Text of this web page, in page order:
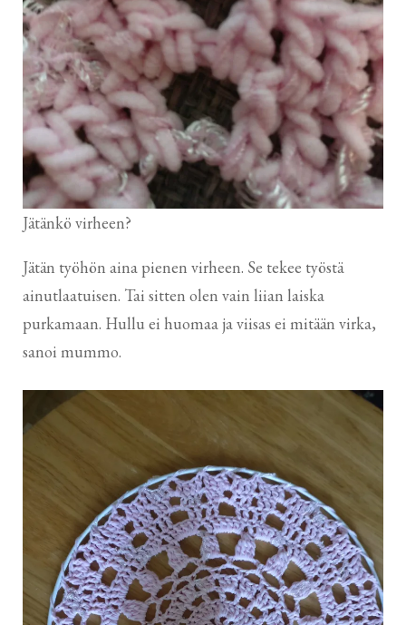
Jätänkö virheen?
Jätän työhön aina pienen virheen. Se tekee työstä
ainutlaatuisen. Tai sitten olen vain liian laiska
purkamaan. Hullu ei huomaa ja viisas ei mitään virka,
sanoi mummo.